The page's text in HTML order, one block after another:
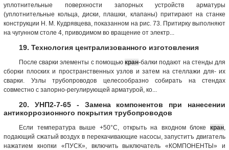
уплотнительные поверхности запорных устройств арматуры
(уплотнительные кольца, диски, плашки, клапаны) притирают на станке
конструкции Н. М. Кудрявцева, показанном на рис. 73. Притирку выполняют
на чугунном столе 4, приводимом во вращение от электр...
19. Технология централизованного изготовления
После сварки элементы с помощьюкран-балки подают на стенды для
сборки плоских и пространственных узлов и затем на стеллажи для- их
сварки. Узлы трубопроводов целесообразно собирать на стендах
совместно с запорно-регулирующей арматурой, ко...
20. УНП2-7-65 - Замена компонентов при нанесении
антикоррозионного покрытия трубопроводов
Если температура выше +50°С, открыть на входном блоке кран
подающий сжатый воздух в перекачивающие насосы, запуститъ двигатель
нажатием кнопки «ПУСК», включить выключатель «КОМПОНЕНТЫ» и